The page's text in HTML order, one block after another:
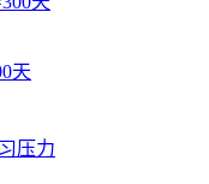
天